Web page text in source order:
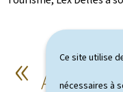
Ce site utilise
nécessaires à
Avec ce